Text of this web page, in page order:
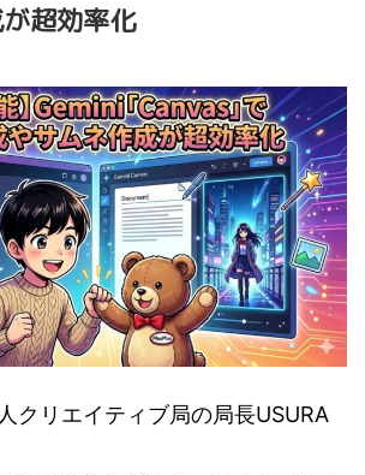
超効率化
クリエイティブ局の局長USURA